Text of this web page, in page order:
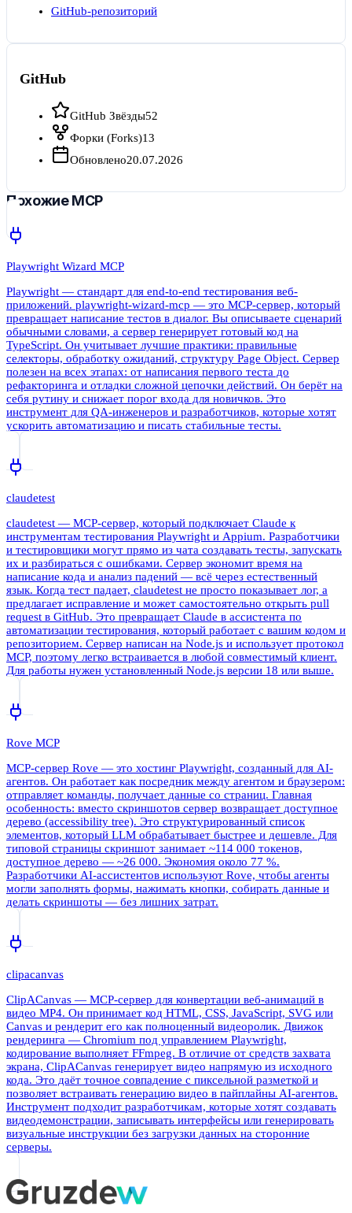
GitHub-репозиторий
GitHub
GitHub Звёзды52
Форки (Forks)13
Обновлено20.07.2026
Похожие MCP
Playwright Wizard MCP
Playwright — стандарт для end-to-end тестирования веб-
приложений. playwright-wizard-mcp — это MCP-сервер, который
превращает написание тестов в диалог. Вы описываете сценарий
обычными словами, а сервер генерирует готовый код на
TypeScript. Он учитывает лучшие практики: правильные
селекторы, обработку ожиданий, структуру Page Object. Сервер
полезен на всех этапах: от написания первого теста до
рефакторинга и отладки сложной цепочки действий. Он берёт на
себя рутину и снижает порог входа для новичков. Это
инструмент для QA-инженеров и разработчиков, которые хотят
ускорить автоматизацию и писать стабильные тесты.
claudetest
claudetest — MCP-сервер, который подключает Claude к
инструментам тестирования Playwright и Appium. Разработчики
и тестировщики могут прямо из чата создавать тесты, запускать
их и разбираться с ошибками. Сервер экономит время на
написание кода и анализ падений — всё через естественный
язык. Когда тест падает, claudetest не просто показывает лог, а
предлагает исправление и может самостоятельно открыть pull
request в GitHub. Это превращает Claude в ассистента по
автоматизации тестирования, который работает с вашим кодом и
репозиторием. Сервер написан на Node.js и использует протокол
MCP, поэтому легко встраивается в любой совместимый клиент.
Для работы нужен установленный Node.js версии 18 или выше.
Rove MCP
MCP-сервер Rove — это хостинг Playwright, созданный для AI-
агентов. Он работает как посредник между агентом и браузером:
отправляет команды, получает данные со страниц. Главная
особенность: вместо скриншотов сервер возвращает доступное
дерево (accessibility tree). Это структурированный список
элементов, который LLM обрабатывает быстрее и дешевле. Для
типовой страницы скриншот занимает ~114 000 токенов,
доступное дерево — ~26 000. Экономия около 77 %.
Разработчики AI-ассистентов используют Rove, чтобы агенты
могли заполнять формы, нажимать кнопки, собирать данные и
делать скриншоты — без лишних затрат.
clipacanvas
ClipACanvas — MCP-сервер для конвертации веб-анимаций в
видео MP4. Он принимает код HTML, CSS, JavaScript, SVG или
Canvas и рендерит его как полноценный видеоролик. Движок
рендеринга — Chromium под управлением Playwright,
кодирование выполняет FFmpeg. В отличие от средств захвата
экрана, ClipACanvas генерирует видео напрямую из исходного
кода. Это даёт точное совпадение с пиксельной разметкой и
позволяет встраивать генерацию видео в пайплайны AI-агентов.
Инструмент подходит разработчикам, которые хотят создавать
видеодемонстрации, записывать интерфейсы или генерировать
визуальные инструкции без загрузки данных на сторонние
серверы.